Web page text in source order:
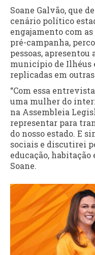
Soane Galvão, que
cenário político
engajamento com
pré-campanha,
pessoas, apresentou
município de Ilhéus
replicadas em
“Com essa
uma mulher do
na Assembleia
representar para
do nosso estado. E
sociais e discutirei
educação,
Soane.